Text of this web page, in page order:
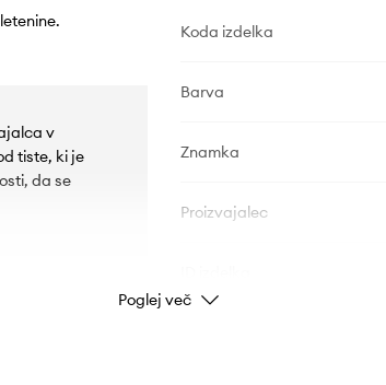
v
tiste, ki je
da se
Koda izdelka
Barva
Znamka
Proizvajalec
Poglej več